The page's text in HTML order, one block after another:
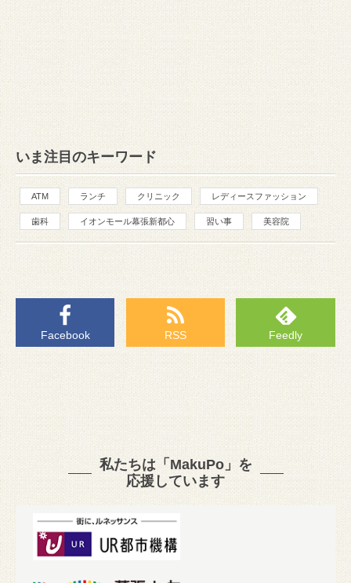
いま注目のキーワード
ATM ランチ クリニック レディースファッション
歯科 イオンモール幕張新都心 習い事 美容院
Facebook RSS Feedly
私たちは「MakuPo」を
応援しています